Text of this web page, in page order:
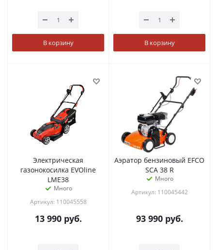
В корзину В корзину
Электрическая
газонокосилка EVOline
LME38
Много
Артикул: 110045558
13 990руб.
Аэратор бензиновый EFCO
SCA 38 R
Много
Артикул: 110045442
93 990руб.